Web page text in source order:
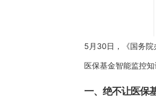
5月30日，《国务院
医保基金智能监控
一、绝不让医保